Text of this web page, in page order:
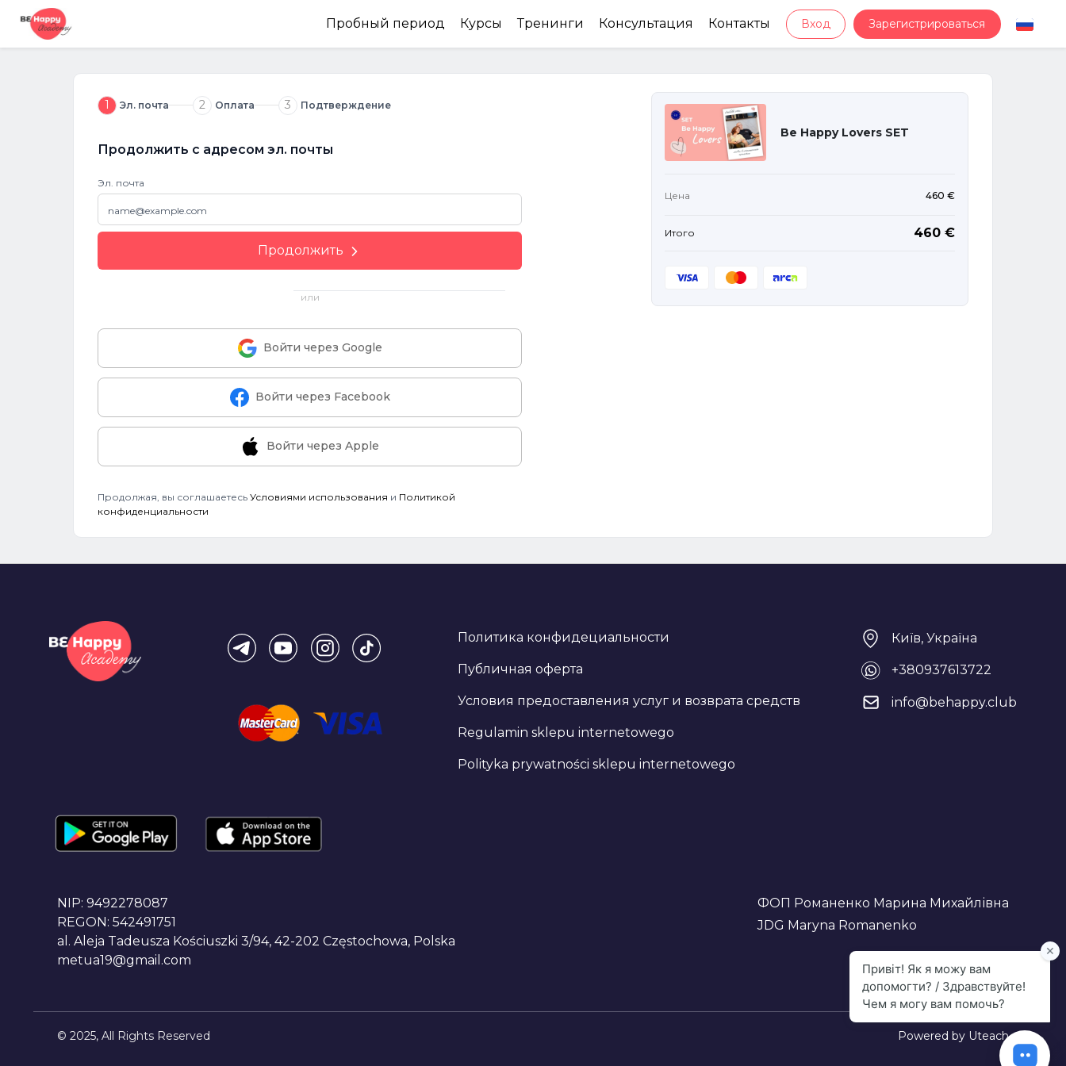
Пробный период Курсы Тренинги Консультация Контакты Вход Зарегистрироваться
1 Эл. почта 2 Оплата 3 Подтверждение
Продолжить с адресом эл. почты
Эл. почта
Продолжить
или
Войти через Google
Войти через Facebook
Войти через Apple
Продолжая, вы соглашаетесь Условиями использования и Политикой
конфиденциальности
Be Happy Lovers SET
Цена 460 €
Итого 460 €
Политика конфидециальности
Публичная оферта
Условия предоставления услуг и возврата средств
Regulamin sklepu internetowego
Polityka prywatności sklepu internetowego
Київ, Україна
+380937613722
info@behappy.club
NIP: 9492278087
REGON: 542491751
al. Aleja Tadeusza Kościuszki 3/94, 42-202 Częstochowa, Polska
metua19@gmail.com
ФОП Романенко Марина Михайлівна
JDG Maryna Romanenko
© 2025, All Rights Reserved Powered by Uteach